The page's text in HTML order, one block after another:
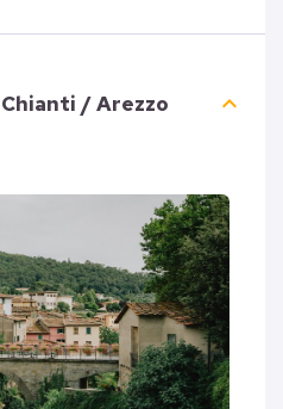
/ Arezzo
keyboard_arrow_up